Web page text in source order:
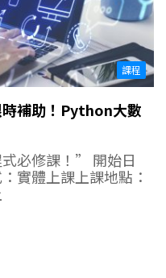
課程
時補助！Python大數
必修課！” 開始日
實體上課上課地點：